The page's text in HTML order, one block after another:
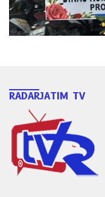
RADARJATIM TV